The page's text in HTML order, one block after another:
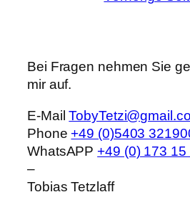
Bei Fragen nehmen Sie
mir auf.
E-Mail
Phone +49 (0)5403
WhatsAPP +49 (0) 173 15
–
Tobias Tetzlaff